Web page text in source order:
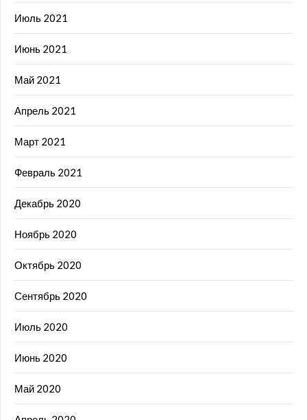
Июль 2021
Июнь 2021
Май 2021
Апрель 2021
Март 2021
Февраль 2021
Декабрь 2020
Ноябрь 2020
Октябрь 2020
Сентябрь 2020
Июль 2020
Июнь 2020
Май 2020